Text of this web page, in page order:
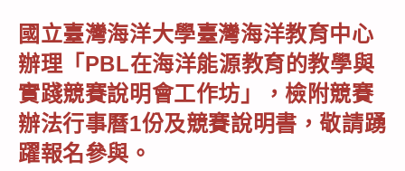
國立臺灣海洋大學臺灣海洋教育中心
辦理「PBL在海洋能源教育的教學與
實踐競賽說明會工作坊」，檢附競賽
辦法行事曆1份及競賽說明書，敬請踴
躍報名參與。